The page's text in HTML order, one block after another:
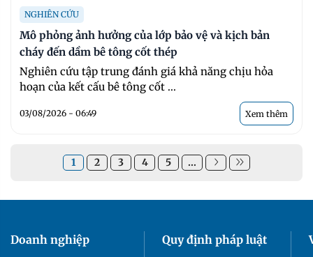
NGHIÊN CỨU
Mô phỏng ảnh hưởng của lớp bảo vệ và kịch bản
cháy đến dầm bê tông cốt thép
Nghiên cứu tập trung đánh giá khả năng chịu hỏa
hoạn của kết cấu bê tông cốt ...
03/08/2026 - 06:49 Xem thêm
1 2 3 4 5 ...
Doanh nghiệp Quy định pháp luật